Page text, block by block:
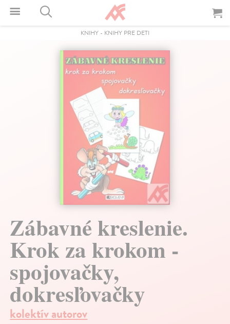
KNIHY - KNIHY PRE DETI
Zábavné kreslenie.
Krok za krokom -
spojovačky,
dokresľovačky
kolektív autorov